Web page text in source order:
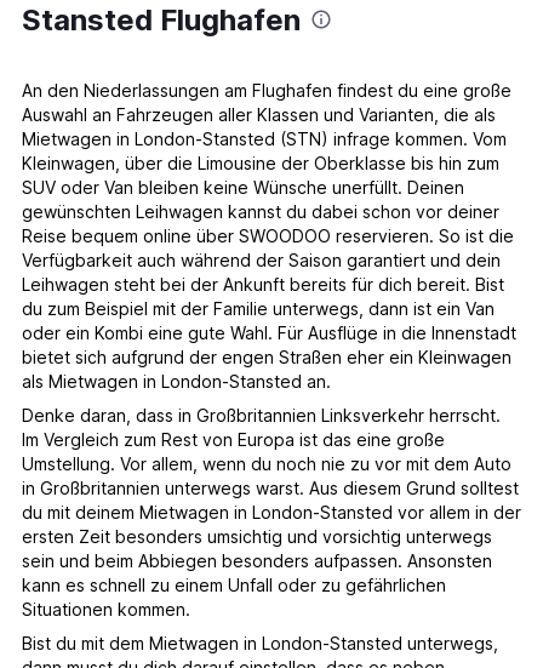
Stansted Flughafen
An den Niederlassungen am Flughafen findest du eine große
Auswahl an Fahrzeugen aller Klassen und Varianten, die als
Mietwagen in London-Stansted (STN) infrage kommen. Vom
Kleinwagen, über die Limousine der Oberklasse bis hin zum
SUV oder Van bleiben keine Wünsche unerfüllt. Deinen
gewünschten Leihwagen kannst du dabei schon vor deiner
Reise bequem online über SWOODOO reservieren. So ist die
Verfügbarkeit auch während der Saison garantiert und dein
Leihwagen steht bei der Ankunft bereits für dich bereit. Bist
du zum Beispiel mit der Familie unterwegs, dann ist ein Van
oder ein Kombi eine gute Wahl. Für Ausflüge in die Innenstadt
bietet sich aufgrund der engen Straßen eher ein Kleinwagen
als Mietwagen in London-Stansted an.
Denke daran, dass in Großbritannien Linksverkehr herrscht.
Im Vergleich zum Rest von Europa ist das eine große
Umstellung. Vor allem, wenn du noch nie zu vor mit dem Auto
in Großbritannien unterwegs warst. Aus diesem Grund solltest
du mit deinem Mietwagen in London-Stansted vor allem in der
ersten Zeit besonders umsichtig und vorsichtig unterwegs
sein und beim Abbiegen besonders aufpassen. Ansonsten
kann es schnell zu einem Unfall oder zu gefährlichen
Situationen kommen.
Bist du mit dem Mietwagen in London-Stansted unterwegs,